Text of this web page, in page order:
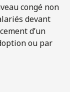
congé non
devant
d’un
ou par